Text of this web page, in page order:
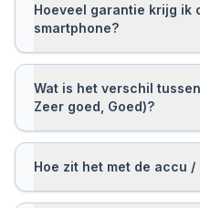
Hoeveel garantie krijg ik
smartphone?
Wat is het verschil
Zeer goed, Goed)?
Hoe zit het met de accu